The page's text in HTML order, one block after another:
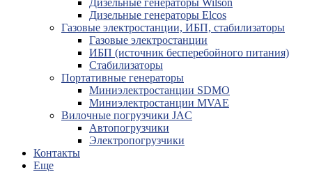
Дизельные генераторы Wilson
Дизельные генераторы Elcos
Газовые электростанции, ИБП, стабилизаторы
Газовые электростанции
ИБП (источник бесперебойного питания)
Стабилизаторы
Портативные генераторы
Миниэлектростанции SDMO
Миниэлектростанции MVAE
Вилочные погрузчики JAC
Авто­погрузчики
Электро­погрузчики
Контакты
Еще